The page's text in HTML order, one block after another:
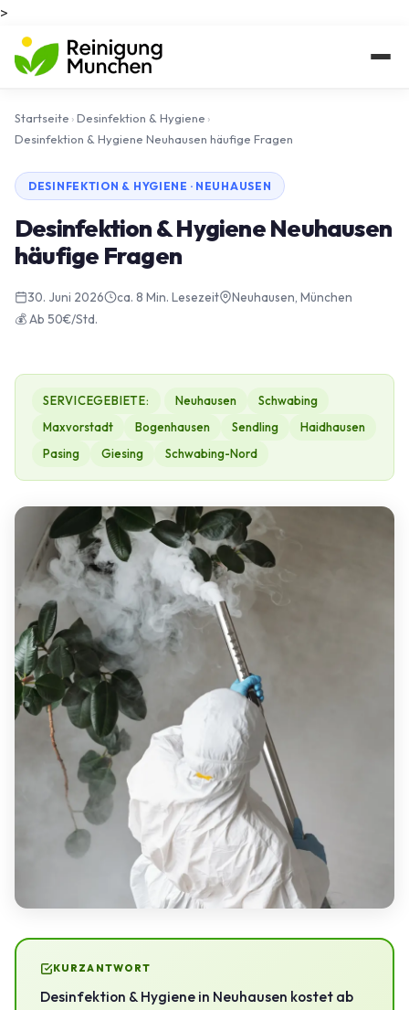
>
Startseite ›Desinfektion & Hygiene ›
Desinfektion & Hygiene Neuhausen häufige Fragen
DESINFEKTION & HYGIENE · NEUHAUSEN
Desinfektion & Hygiene Neuhausen
häufige Fragen
30. Juni 2026 ca. 8 Min. Lesezeit
Neuhausen, München
💰 Ab 50€/Std.
SERVICEGEBIETE: Neuhausen
Schwabing
Maxvorstadt
Bogenhausen Sendling
Haidhausen
Pasing
Giesing Schwabing-Nord
KURZANTWORT
Desinfektion & Hygiene in Neuhausen kostet ab